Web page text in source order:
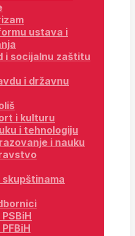
ustava i
i socijalnu zaštitu
i državnu
i kulturu
i tehnologiju
i nauku